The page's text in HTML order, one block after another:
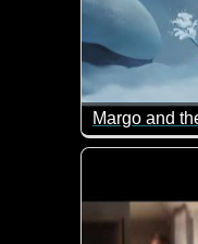
Margo and
Ein